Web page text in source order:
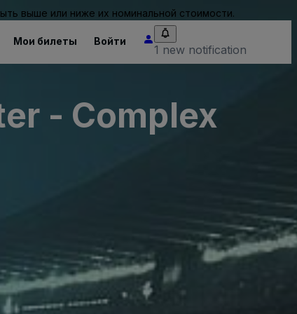
выше или ниже их номинальной стоимости.
Мои билеты Войти
1 new notification
- Complex